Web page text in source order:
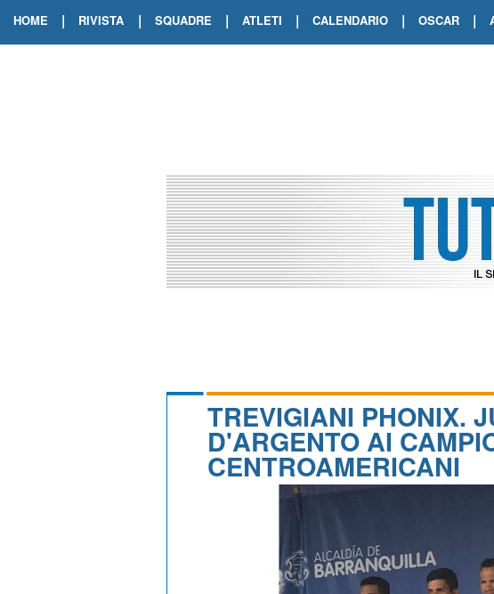
HOME | RIVISTA | SQUADRE | ATLETI | CALENDARIO | OSCAR |
TREVIGIANI PHONIX.
D'ARGENTO AI
CENTROAMERICANI